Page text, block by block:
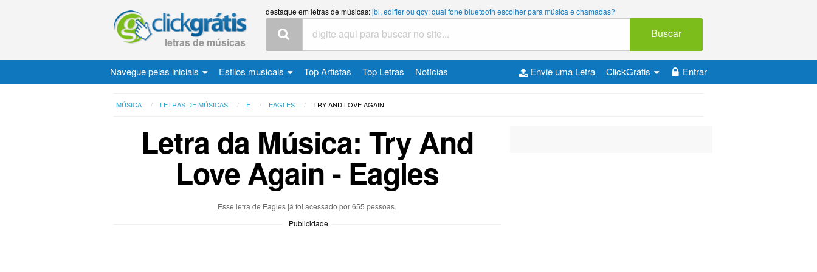
letras de músicas
destaque em letras de músicas:jbl, edifier ou qcy: qual fone bluetooth escolher para música e chamadas?
Buscar
Navegue pelas iniciais Estilos musicais Top Artistas Top Letras Notícias Entrar
ClickGrátis
Envie uma Letra
MÚSICA LETRAS DE MÚSICAS E EAGLES TRY AND LOVE AGAIN
Letra da Música: Try And
Love Again - Eagles
Esse letra de Eagles já foi acessado por 655 pessoas.
Publicidade